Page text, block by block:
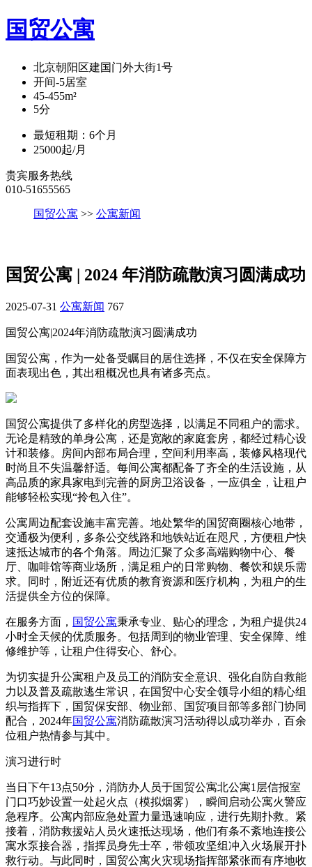
国贸公寓
北京朝阳区建国门外大街1号
开间-5居室
45-455m²
5分
最短租期： 6个月
25000起/月
贵宾服务热线
010-51655565
国贸公寓 >> 公寓新闻
国贸公寓 | 2024 年消防疏散演习圆满成功
2025-07-31 公寓新闻 767
国贸公寓|2024年消防疏散演习圆满成功
国贸公寓，作为一处备受瞩目的居住选择，不仅在安全保障方
面表现出色，其出租概况也具有诸多亮点。
国贸公寓提供了多样化的房型选择，以满足不同租户的需求。
无论是精致的单身公寓，还是宽敞的家庭套房，都经过精心设
计和装修。房间内部布局合理，空间利用率高，装修风格现代
时尚且不失温馨舒适。每间公寓都配备了齐全的生活设施，从
高品质的家具家电到完善的厨房卫浴设备，一应俱全，让租户
能够轻松实现“拎包入住”。
公寓周边配套设施丰富完善。地处繁华的国贸商圈核心地带，
交通极为便利，多条公交线路和地铁站近在咫尺，方便租户快
速抵达城市的各个角落。周边汇聚了众多高端购物中心、餐
厅、咖啡馆等商业场所，满足租户的日常购物、餐饮和娱乐需
求。同时，附近还有优质的教育资源和医疗机构，为租户的生
活提供全方位的保障。
在服务方面， 国贸公寓秉承专业、贴心的理念，为租户提供24
小时全天候的优质服务。包括周到的物业管理、安全保障、维
修维护等，让租户住得安心、舒心。
为切实提升公寓租户及员工的消防安全意识、强化自防自救能
力以及普及疏散逃生常识，在国贸中心安全领导小组的精心组
织与指挥下，国贸保安部、物业部、国贸项目部等多部门协同
配合，2024年国贸公寓消防疏散演习活动得以成功举办，百余
位租户热情参与其中。
演习进行时
当日下午13点50分，消防办人员于国贸公寓北公寓1层信报室
门口巧妙设置一处起火点（模拟烟雾），瞬间启动公寓火警应
急程序。公寓内部应急处置力量迅速响应，进行先期扑救。紧
接着，消防救援站人员火速抵达现场，他们有条不紊地连接公
寓水泵接合器，指挥员身先士卒，带领攻坚组冲入火场展开扑
救行动。与此同时，国贸公寓火灾现场指挥部紧张而有序地收